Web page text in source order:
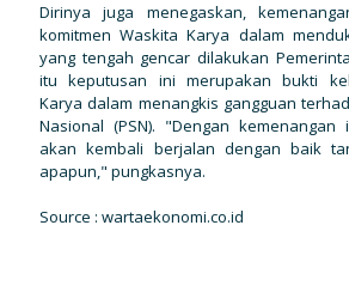
Dirinya juga menegaskan,
komitmen Waskita Karya dalam
yang tengah gencar dilakukan
itu keputusan ini merupakan bukti
Karya dalam menangkis gangguan
Nasional (PSN). "Dengan kemenangan
akan kembali berjalan dengan baik
apapun," pungkasnya.
Source : wartaekonomi.co.id